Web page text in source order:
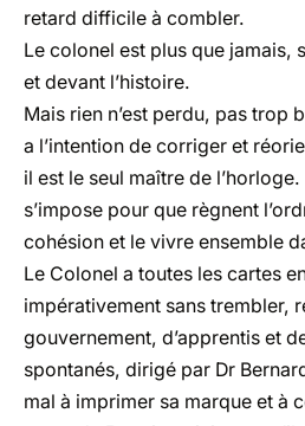
retard difficile à combler.
Le colonel est plus que jamais,
et devant l’histoire.
Mais rien n’est perdu, pas trop
a l’intention de corriger et
il est le seul maître de
s’impose pour que règnent
cohésion et le vivre ensemble
Le Colonel a toutes les cartes
impérativement sans trembler,
gouvernement, d’apprentis et
spontanés, dirigé par Dr
mal à imprimer sa marque et à